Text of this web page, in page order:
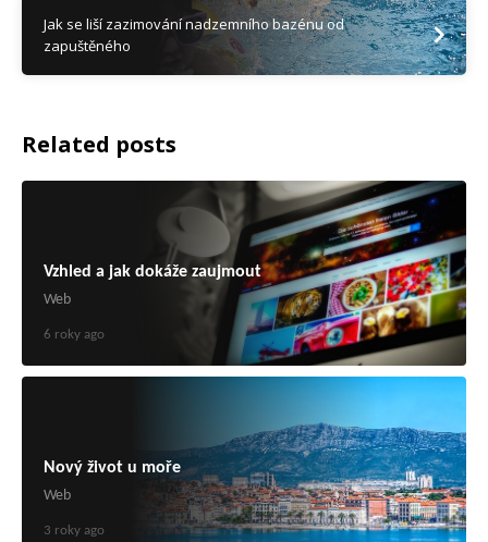
Jak se liší zazimování nadzemního bazénu od
zapuštěného
Related posts
Vzhled a jak dokáže zaujmout
Web
6 roky ago
Nový život u moře
Web
3 roky ago